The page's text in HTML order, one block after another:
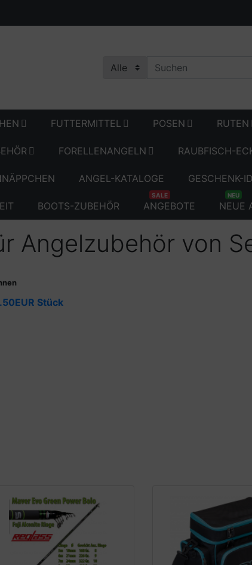
FUTTERMITTEL POSEN RUTEN
FORELLENANGELN RAUBFISCH-
ANGEL-KATALOGE GESCHENK-
BOOTS-ZUBEHÖR ANGEBOTE
SALE
NEUE
NEU
Angelzubehör von
Stück